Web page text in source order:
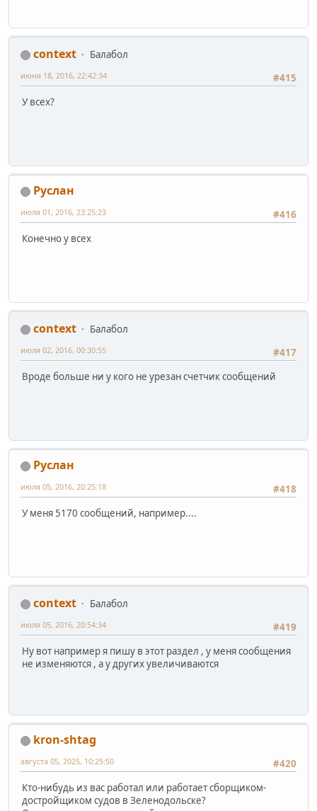
context
Балабол
#415
июня 18, 2016, 22:42:34
У всех?
Pуслан
#416
июля 01, 2016, 23:25:23
Конечно у всех
context
Балабол
#417
июля 02, 2016, 00:30:55
Вроде больше ни у кого не урезан счетчик сообщений
Pуслан
#418
июля 05, 2016, 20:25:18
У меня 5170 сообщений, например....
context
Балабол
#419
июля 05, 2016, 20:54:34
Ну вот например я пишу в этот раздел , у меня сообщения
не изменяются , а у других увеличиваются
kron-shtag
#420
августа 05, 2025, 10:25:50
Кто-нибудь из вас работал или работает сборщиком-
достройщиком судов в Зеленодольске?